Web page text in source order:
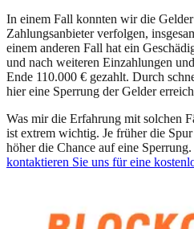
In einem Fall konnten wir die
Zahlungsanbieter verfolgen,
einem anderen Fall hat ein
und nach weiteren Einzahlungen
Ende 110.000 € gezahlt. Durch
hier eine Sperrung der Gelder
Was mir die Erfahrung mit solchen
ist extrem wichtig. Je früher die
höher die Chance auf eine
kontaktieren Sie uns für eine